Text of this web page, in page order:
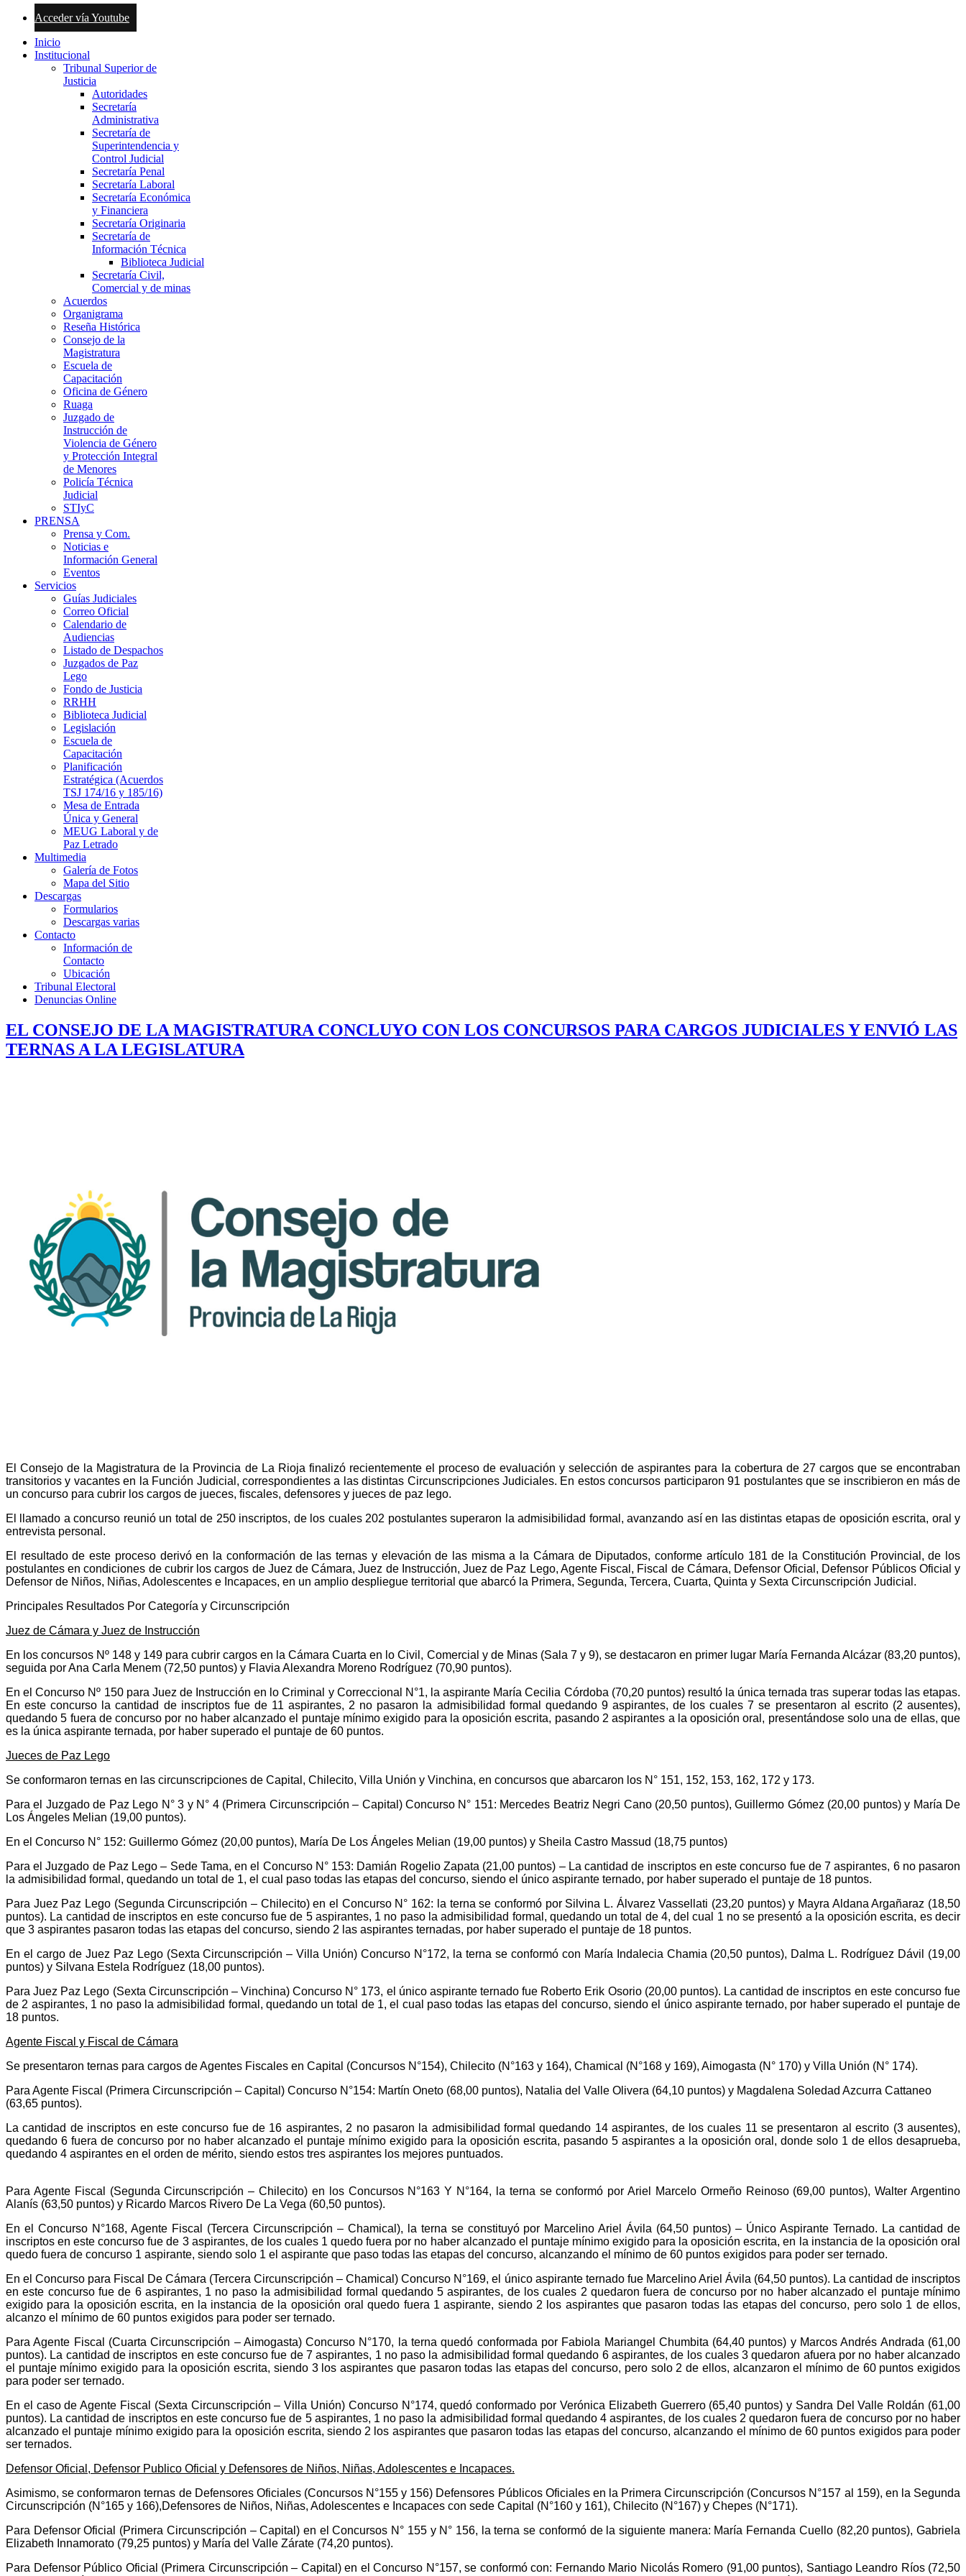
Acceder vía Youtube
Inicio
Institucional
Tribunal Superior de
Justicia
Autoridades
Secretaría
Administrativa
Secretaría de
Superintendencia y
Control Judicial
Secretaría Penal
Secretaría Laboral
Secretaría Económica
y Financiera
Secretaría Originaria
Secretaría de
Información Técnica
Biblioteca Judicial
Secretaría Civil,
Comercial y de minas
Acuerdos
Organigrama
Reseña Histórica
Consejo de la
Magistratura
Escuela de
Capacitación
Oficina de Género
Ruaga
Juzgado de
Instrucción de
Violencia de Género
y Protección Integral
de Menores
Policía Técnica
Judicial
STIyC
PRENSA
Prensa y Com.
Noticias e
Información General
Eventos
Servicios
Guías Judiciales
Correo Oficial
Calendario de
Audiencias
Listado de Despachos
Juzgados de Paz
Lego
Fondo de Justicia
RRHH
Biblioteca Judicial
Legislación
Escuela de
Capacitación
Planificación
Estratégica (Acuerdos
TSJ 174/16 y 185/16)
Mesa de Entrada
Única y General
MEUG Laboral y de
Paz Letrado
Multimedia
Galería de Fotos
Mapa del Sitio
Descargas
Formularios
Descargas varias
Contacto
Información de
Contacto
Ubicación
Tribunal Electoral
Denuncias Online
EL CONSEJO DE LA MAGISTRATURA CONCLUYO CON LOS CONCURSOS PARA CARGOS JUDICIALES Y ENVIÓ LAS
TERNAS A LA LEGISLATURA
El Consejo de la Magistratura de la Provincia de La Rioja finalizó recientemente el proceso de evaluación y selección de aspirantes para la cobertura de 27 cargos que se encontraban
transitorios y vacantes en la Función Judicial, correspondientes a las distintas Circunscripciones Judiciales. En estos concursos participaron 91 postulantes que se inscribieron en más de
un concurso para cubrir los cargos de jueces, fiscales, defensores y jueces de paz lego.
El llamado a concurso reunió un total de 250 inscriptos, de los cuales 202 postulantes superaron la admisibilidad formal, avanzando así en las distintas etapas de oposición escrita, oral y
entrevista personal.
El resultado de este proceso derivó en la conformación de las ternas y elevación de las misma a la Cámara de Diputados, conforme artículo 181 de la Constitución Provincial, de los
postulantes en condiciones de cubrir los cargos de Juez de Cámara, Juez de Instrucción, Juez de Paz Lego, Agente Fiscal, Fiscal de Cámara, Defensor Oficial, Defensor Públicos Oficial y
Defensor de Niños, Niñas, Adolescentes e Incapaces, en un amplio despliegue territorial que abarcó la Primera, Segunda, Tercera, Cuarta, Quinta y Sexta Circunscripción Judicial.
Principales Resultados Por Categoría y Circunscripción
Juez de Cámara y Juez de Instrucción
En los concursos Nº 148 y 149 para cubrir cargos en la Cámara Cuarta en lo Civil, Comercial y de Minas (Sala 7 y 9), se destacaron en primer lugar María Fernanda Alcázar (83,20 puntos),
seguida por Ana Carla Menem (72,50 puntos) y Flavia Alexandra Moreno Rodríguez (70,90 puntos).
En el Concurso Nº 150 para Juez de Instrucción en lo Criminal y Correccional N°1, la aspirante María Cecilia Córdoba (70,20 puntos) resultó la única ternada tras superar todas las etapas.
En este concurso la cantidad de inscriptos fue de 11 aspirantes, 2 no pasaron la admisibilidad formal quedando 9 aspirantes, de los cuales 7 se presentaron al escrito (2 ausentes),
quedando 5 fuera de concurso por no haber alcanzado el puntaje mínimo exigido para la oposición escrita, pasando 2 aspirantes a la oposición oral, presentándose solo una de ellas, que
es la única aspirante ternada, por haber superado el puntaje de 60 puntos.
Jueces de Paz Lego
Se conformaron ternas en las circunscripciones de Capital, Chilecito, Villa Unión y Vinchina, en concursos que abarcaron los N° 151, 152, 153, 162, 172 y 173.
Para el Juzgado de Paz Lego N° 3 y N° 4 (Primera Circunscripción – Capital) Concurso N° 151: Mercedes Beatriz Negri Cano (20,50 puntos), Guillermo Gómez (20,00 puntos) y María De
Los Ángeles Melian (19,00 puntos).
En el Concurso N° 152: Guillermo Gómez (20,00 puntos), María De Los Ángeles Melian (19,00 puntos) y Sheila Castro Massud (18,75 puntos)
Para el Juzgado de Paz Lego – Sede Tama, en el Concurso N° 153: Damián Rogelio Zapata (21,00 puntos) – La cantidad de inscriptos en este concurso fue de 7 aspirantes, 6 no pasaron
la admisibilidad formal, quedando un total de 1, el cual paso todas las etapas del concurso, siendo el único aspirante ternado, por haber superado el puntaje de 18 puntos.
Para Juez Paz Lego (Segunda Circunscripción – Chilecito) en el Concurso N° 162: la terna se conformó por Silvina L. Álvarez Vassellati (23,20 puntos) y Mayra Aldana Argañaraz (18,50
puntos). La cantidad de inscriptos en este concurso fue de 5 aspirantes, 1 no paso la admisibilidad formal, quedando un total de 4, del cual 1 no se presentó a la oposición escrita, es decir
que 3 aspirantes pasaron todas las etapas del concurso, siendo 2 las aspirantes ternadas, por haber superado el puntaje de 18 puntos.
En el cargo de Juez Paz Lego (Sexta Circunscripción – Villa Unión) Concurso N°172, la terna se conformó con María Indalecia Chamia (20,50 puntos), Dalma L. Rodríguez Dávil (19,00
puntos) y Silvana Estela Rodríguez (18,00 puntos).
Para Juez Paz Lego (Sexta Circunscripción – Vinchina) Concurso N° 173, el único aspirante ternado fue Roberto Erik Osorio (20,00 puntos). La cantidad de inscriptos en este concurso fue
de 2 aspirantes, 1 no paso la admisibilidad formal, quedando un total de 1, el cual paso todas las etapas del concurso, siendo el único aspirante ternado, por haber superado el puntaje de
18 puntos.
Agente Fiscal y Fiscal de Cámara
Se presentaron ternas para cargos de Agentes Fiscales en Capital (Concursos N°154), Chilecito (N°163 y 164), Chamical (N°168 y 169), Aimogasta (N° 170) y Villa Unión (N° 174).
Para Agente Fiscal (Primera Circunscripción – Capital) Concurso N°154: Martín Oneto (68,00 puntos), Natalia del Valle Olivera (64,10 puntos) y Magdalena Soledad Azcurra Cattaneo
(63,65 puntos).
La cantidad de inscriptos en este concurso fue de 16 aspirantes, 2 no pasaron la admisibilidad formal quedando 14 aspirantes, de los cuales 11 se presentaron al escrito (3 ausentes),
quedando 6 fuera de concurso por no haber alcanzado el puntaje mínimo exigido para la oposición escrita, pasando 5 aspirantes a la oposición oral, donde solo 1 de ellos desaprueba,
quedando 4 aspirantes en el orden de mérito, siendo estos tres aspirantes los mejores puntuados.
Para Agente Fiscal (Segunda Circunscripción – Chilecito) en los Concursos N°163 Y N°164, la terna se conformó por Ariel Marcelo Ormeño Reinoso (69,00 puntos), Walter Argentino
Alanís (63,50 puntos) y Ricardo Marcos Rivero De La Vega (60,50 puntos).
En el Concurso N°168, Agente Fiscal (Tercera Circunscripción – Chamical), la terna se constituyó por Marcelino Ariel Ávila (64,50 puntos) – Único Aspirante Ternado. La cantidad de
inscriptos en este concurso fue de 3 aspirantes, de los cuales 1 quedo fuera por no haber alcanzado el puntaje mínimo exigido para la oposición escrita, en la instancia de la oposición oral
quedo fuera de concurso 1 aspirante, siendo solo 1 el aspirante que paso todas las etapas del concurso, alcanzando el mínimo de 60 puntos exigidos para poder ser ternado.
En el Concurso para Fiscal De Cámara (Tercera Circunscripción – Chamical) Concurso N°169, el único aspirante ternado fue Marcelino Ariel Ávila (64,50 puntos). La cantidad de inscriptos
en este concurso fue de 6 aspirantes, 1 no paso la admisibilidad formal quedando 5 aspirantes, de los cuales 2 quedaron fuera de concurso por no haber alcanzado el puntaje mínimo
exigido para la oposición escrita, en la instancia de la oposición oral quedo fuera 1 aspirante, siendo 2 los aspirantes que pasaron todas las etapas del concurso, pero solo 1 de ellos,
alcanzo el mínimo de 60 puntos exigidos para poder ser ternado.
Para Agente Fiscal (Cuarta Circunscripción – Aimogasta) Concurso N°170, la terna quedó conformada por Fabiola Mariangel Chumbita (64,40 puntos) y Marcos Andrés Andrada (61,00
puntos). La cantidad de inscriptos en este concurso fue de 7 aspirantes, 1 no paso la admisibilidad formal quedando 6 aspirantes, de los cuales 3 quedaron afuera por no haber alcanzado
el puntaje mínimo exigido para la oposición escrita, siendo 3 los aspirantes que pasaron todas las etapas del concurso, pero solo 2 de ellos, alcanzaron el mínimo de 60 puntos exigidos
para poder ser ternado.
En el caso de Agente Fiscal (Sexta Circunscripción – Villa Unión) Concurso N°174, quedó conformado por Verónica Elizabeth Guerrero (65,40 puntos) y Sandra Del Valle Roldán (61,00
puntos). La cantidad de inscriptos en este concurso fue de 5 aspirantes, 1 no paso la admisibilidad formal quedando 4 aspirantes, de los cuales 2 quedaron fuera de concurso por no haber
alcanzado el puntaje mínimo exigido para la oposición escrita, siendo 2 los aspirantes que pasaron todas las etapas del concurso, alcanzando el mínimo de 60 puntos exigidos para poder
ser ternados.
Defensor Oficial, Defensor Publico Oficial y Defensores de Niños, Niñas, Adolescentes e Incapaces.
Asimismo, se conformaron ternas de Defensores Oficiales (Concursos N°155 y 156) Defensores Públicos Oficiales en la Primera Circunscripción (Concursos N°157 al 159), en la Segunda
Circunscripción (N°165 y 166),Defensores de Niños, Niñas, Adolescentes e Incapaces con sede Capital (N°160 y 161), Chilecito (N°167) y Chepes (N°171).
Para Defensor Oficial (Primera Circunscripción – Capital) en el Concursos N° 155 y N° 156, la terna se conformó de la siguiente manera: María Fernanda Cuello (82,20 puntos), Gabriela
Elizabeth Innamorato (79,25 puntos) y María del Valle Zárate (74,20 puntos).
Para Defensor Público Oficial (Primera Circunscripción – Capital) en el Concurso N°157, se conformó con: Fernando Mario Nicolás Romero (91,00 puntos), Santiago Leandro Ríos (72,50